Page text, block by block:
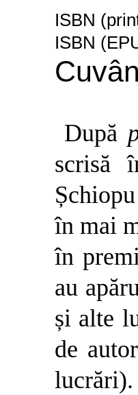
ISBN
ISBN
După
scrisă
în mai
în
au
și alte
de
lucrări).